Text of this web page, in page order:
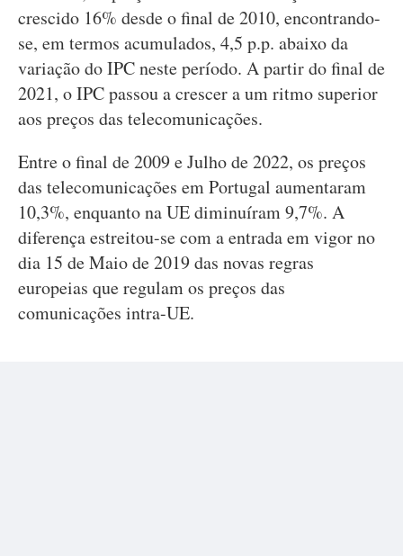
crescido 16% desde o final de 2010, encontrando-
se, em termos acumulados, 4,5 p.p. abaixo da
variação do IPC neste período. A partir do final de
2021, o IPC passou a crescer a um ritmo superior
aos preços das telecomunicações.
Entre o final de 2009 e Julho de 2022, os preços
das telecomunicações em Portugal aumentaram
10,3%, enquanto na UE diminuíram 9,7%. A
diferença estreitou-se com a entrada em vigor no
dia 15 de Maio de 2019 das novas regras
europeias que regulam os preços das
comunicações intra-UE.